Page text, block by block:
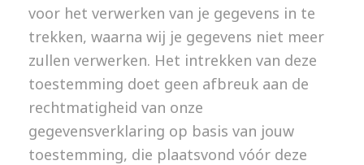
voor het verwerken van je gegevens in te
trekken, waarna wij je gegevens niet meer
zullen verwerken. Het intrekken van deze
toestemming doet geen afbreuk aan de
rechtmatigheid van onze
gegevensverklaring op basis van jouw
toestemming, die plaatsvond vóór deze